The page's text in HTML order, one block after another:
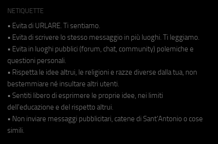
NETIQUETTE
• Evita di URLARE. Ti sentiamo.
• Evita di scrivere lo stesso messaggio in più luoghi. Ti leggiamo.
• Evita in luoghi pubblici (forum, chat, community) polemiche e
questioni personali.
• Rispetta le idee altrui, le religioni e razze diverse dalla tua, non
bestemmiare né insultare altri utenti.
• Sentiti libero di esprimere le proprie idee, nei limiti
dell'educazione e del rispetto altrui.
• Non inviare messaggi pubblicitari, catene di Sant'Antonio o cose
simili.